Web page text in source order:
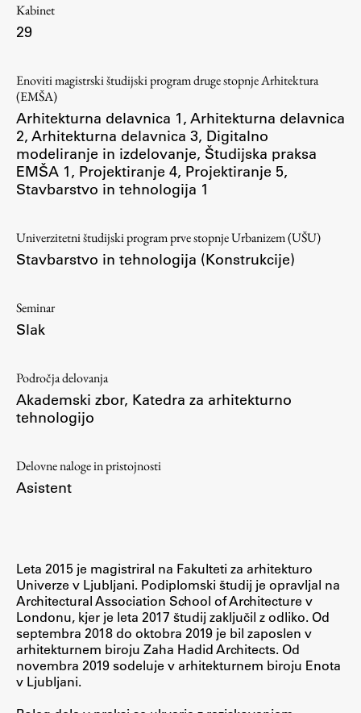
Zaključek študija
Študijske prakse
Spletna učilnica
ŠIS (SI)
ŠIS (EN)
Aktualno
Novice
Program dela
Svetlobni LAB
Delo
Kabinet
29
Enoviti magistrski študijski program druge stopnje Arhitektura
(EMŠA)
Arhitekturna delavnica 1, Arhitekturna delavnica
2, Arhitekturna delavnica 3, Digitalno
modeliranje in izdelovanje, Študijska praksa
EMŠA 1, Projektiranje 4, Projektiranje 5,
Stavbarstvo in tehnologija 1
Univerzitetni študijski program prve stopnje Urbanizem (UŠU)
Stavbarstvo in tehnologija (Konstrukcije)
Seminar
Slak
Področja delovanja
Akademski zbor, Katedra za arhitekturno
tehnologijo
Delovne naloge in pristojnosti
Asistent
Leta 2015 je magistriral na Fakulteti za arhitekturo
Univerze v Ljubljani. Podiplomski študij je opravljal na
Architectural Association School of Architecture v
Londonu, kjer je leta 2017 študij zaključil z odliko. Od
septembra 2018 do oktobra 2019 je bil zaposlen v
arhitekturnem biroju Zaha Hadid Architects. Od
novembra 2019 sodeluje v arhitekturnem biroju Enota
v Ljubljani.